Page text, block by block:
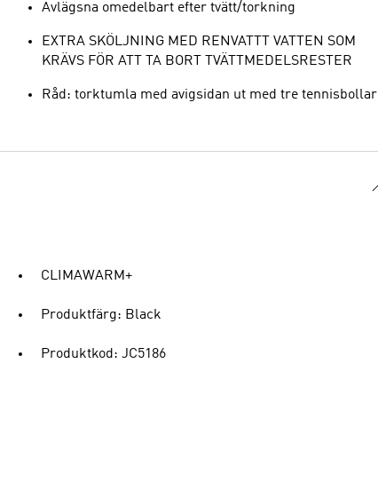
Avlägsna omedelbart efter tvätt/torkning
EXTRA SKÖLJNING MED RENVATTT VATTEN SOM
KRÄVS FÖR ATT TA BORT TVÄTTMEDELSRESTER
Råd: torktumla med avigsidan ut med tre tennisbollar
CLIMAWARM+
Produktfärg: Black
Produktkod: JC5186